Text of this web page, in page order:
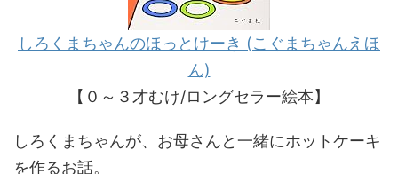
しろくまちゃんのほっとけーき (こぐまちゃんえほ
ん)
【０～３才むけ/ロングセラー絵本】
しろくまちゃんが、お母さんと一緒にホットケーキ
を作るお話。